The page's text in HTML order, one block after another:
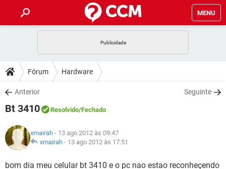
MENU
CELULAR
OUTLOOK
INSTAGRAM
GUIA DE COMPRAS
DICAS
JOGOS
INSTAGRAM
GUIA DE COMPRAS
DOWNLOADS
JOGOS
CELULAR
OUTLOOK EXCEL
INSTAGRAM
JOGOS
CELULAR
GLOSSÁRIO
JOGOS
Fórum Hardware
Anterior Seguinte
Bt 3410 Resolvido/Fechado
xmairah - 13 ago 2012 às 09:47
xmairah - 13 ago 2012 às 17:51
bom dia meu celular bt 3410 e o pc nao estao reconheçendo